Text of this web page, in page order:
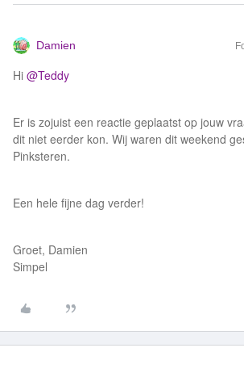
Damien
Hi @Teddy
Er is zojuist een reactie geplaatst op jouw
dit niet eerder kon. Wij waren dit weekend
Pinksteren.
Een hele fijne dag verder!
Groet, Damien
Simpel